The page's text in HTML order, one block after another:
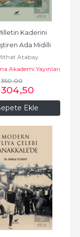
Ekle
Kaderini
Ada Midilli
Atabay
Akademi Yayınları
350,00
304,50